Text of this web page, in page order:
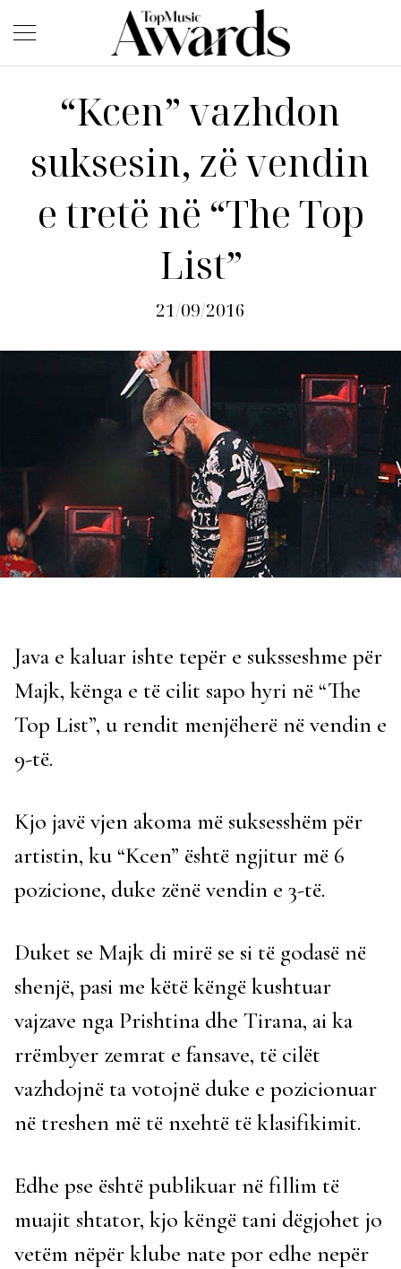
“Kcen” vazhdon
suksesin, zë vendin
e tretë në “The Top
List”
21/09/2016
Java e kaluar ishte tepër e suksseshme për
Majk, kënga e të cilit sapo hyri në “The
Top List”, u rendit menjëherë në vendin e
9-të.
Kjo javë vjen akoma më suksesshëm për
artistin, ku “Kcen” është ngjitur më 6
pozicione, duke zënë vendin e 3-të.
Duket se Majk di mirë se si të godasë në
shenjë, pasi me këtë këngë kushtuar
vajzave nga Prishtina dhe Tirana, ai ka
rrëmbyer zemrat e fansave, të cilët
vazhdojnë ta votojnë duke e pozicionuar
në treshen më të nxehtë të klasifikimit.
Edhe pse është publikuar në fillim të
muajit shtator, kjo këngë tani dëgjohet jo
vetëm nëpër klube nate por edhe nepër